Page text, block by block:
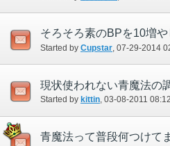
Started by Cupstar‎, 07-29-2014
現状使われない青魔法の
Started by kittin‎, 03-08-2011
青魔法って普段何つけて